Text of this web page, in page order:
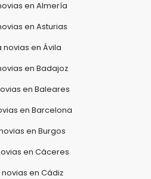
en Almería
en Asturias
novias en Ávila
en Badajoz
en Baleares
en Barcelona
en Burgos
en Cáceres
novias en Cádiz